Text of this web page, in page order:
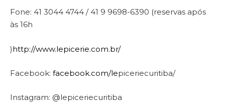
Fone: 41 3044 4744 / 41 9 9698-6390 (reservas após
às 16h
)http://www.lepicerie.com.br/
Facebook: facebook.com/lepiceriecuritiba/
Instagram: @lepiceriecuritiba